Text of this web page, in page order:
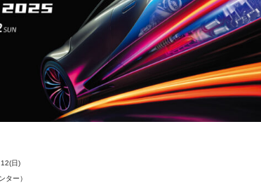
12(日)
ター）